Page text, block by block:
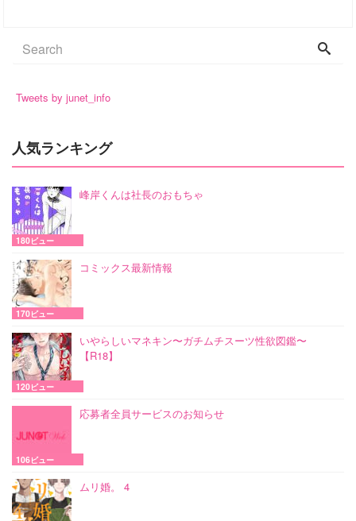
Tweets by junet_info
人気ランキング
峰岸くんは社長のおもちゃ
180ビュー
コミックス最新情報
170ビュー
いやらしいマネキン〜ガチムチスーツ性欲図鑑〜
【R18】
120ビュー
応募者全員サービスのお知らせ
106ビュー
ムリ婚。 4